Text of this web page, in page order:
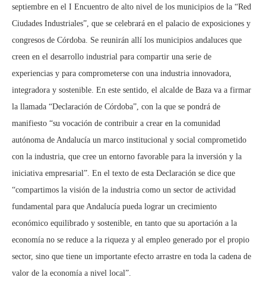
septiembre en el I Encuentro de alto nivel de los municipios de la “Red
Ciudades Industriales”, que se celebrará en el palacio de exposiciones y
congresos de Córdoba. Se reunirán allí los municipios andaluces que
creen en el desarrollo industrial para compartir una serie de
experiencias y para comprometerse con una industria innovadora,
integradora y sostenible. En este sentido, el alcalde de Baza va a firmar
la llamada “Declaración de Córdoba”, con la que se pondrá de
manifiesto “su vocación de contribuir a crear en la comunidad
autónoma de Andalucía un marco institucional y social comprometido
con la industria, que cree un entorno favorable para la inversión y la
iniciativa empresarial”. En el texto de esta Declaración se dice que
“compartimos la visión de la industria como un sector de actividad
fundamental para que Andalucía pueda lograr un crecimiento
económico equilibrado y sostenible, en tanto que su aportación a la
economía no se reduce a la riqueza y al empleo generado por el propio
sector, sino que tiene un importante efecto arrastre en toda la cadena de
valor de la economía a nivel local”.